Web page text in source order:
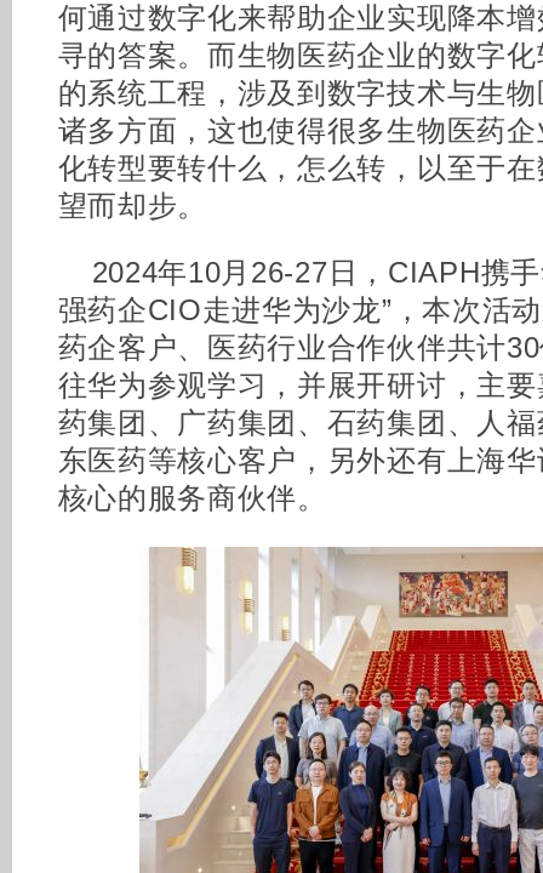
何通过数字化来帮助企业实现降本
寻的答案。而生物医药企业的数字
的系统工程，涉及到数字技术与生
诸多方面，这也使得很多生物医药
化转型要转什么，怎么转，以至于
望而却步。
2024年10月26-27日，CIAPH携
强药企CIO走进华为沙龙”，本次活
药企客户、医药行业合作伙伴共计
往华为参观学习，并展开研讨，主
药集团、广药集团、石药集团、人
东医药等核心客户，另外还有上海
核心的服务商伙伴。